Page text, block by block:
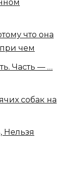
что она
чем
Часть — …
собак на
Нельзя